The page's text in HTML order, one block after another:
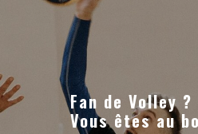
Fan de Volley ?
Vous êtes au